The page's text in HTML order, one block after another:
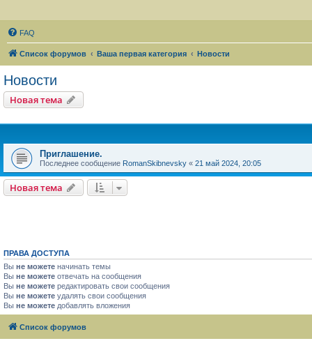
FAQ
Список форумов Ваша первая категория Новости
Новости
Новая тема
Приглашение.
Последнее сообщение RomanSkibnevsky « 21 май 2024, 20:05
Новая тема
ПРАВА ДОСТУПА
Вы не можете начинать темы
Вы не можете отвечать на сообщения
Вы не можете редактировать свои сообщения
Вы не можете удалять свои сообщения
Вы не можете добавлять вложения
Список форумов